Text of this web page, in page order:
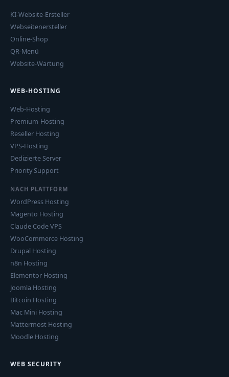
KI-Website-Ersteller
Webseitenersteller
Online-Shop
QR-Menü
Website-Wartung
WEB-HOSTING
Web-Hosting
Premium-Hosting
Reseller Hosting
VPS-Hosting
Dedizierte Server
Priority Support
NACH PLATTFORM
WordPress Hosting
Magento Hosting
Claude Code VPS
WooCommerce Hosting
Drupal Hosting
n8n Hosting
Elementor Hosting
Joomla Hosting
Bitcoin Hosting
Mac Mini Hosting
Mattermost Hosting
Moodle Hosting
WEB SECURITY